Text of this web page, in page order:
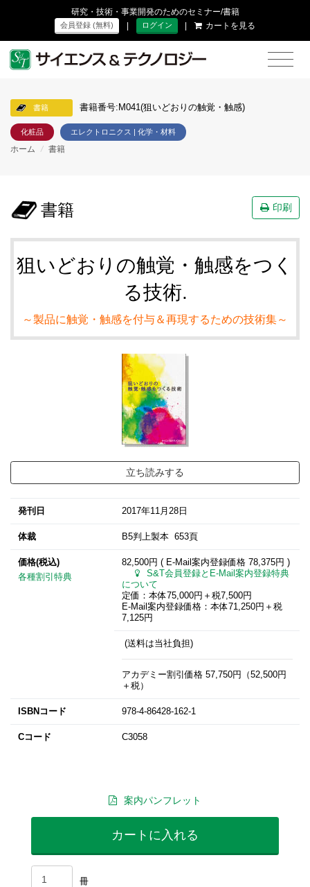
研究・技術・事業開発のためのセミナー/書籍
会員登録 (無料) | ログイン | カートを見る
書籍 書籍番号:M041(狙いどおりの触覚・触感)
化粧品 エレクトロニクス | 化学・材料
ホーム / 書籍
書籍 印刷
狙いどおりの触覚・触感をつく
る技術.
～製品に触覚・触感を付与＆再現するための技術集～
立ち読みする
発刊日 2017年11月28日
体裁 B5判上製本 653頁
価格(税込)
各種割引特典
82,500円 ( E-Mail案内登録価格 78,375円 )
S&T会員登録とE-Mail案内登録特典
について
定価：本体75,000円＋税7,500円
E-Mail案内登録価格：本体71,250円＋税
7,125円
(送料は当社負担)
アカデミー割引価格 57,750円（52,500円
＋税）
ISBNコード 978-4-86428-162-1
Cコード C3058
案内パンフレット
カートに入れる
冊